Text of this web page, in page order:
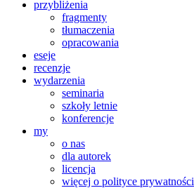
przybliżenia
fragmenty
tłumaczenia
opracowania
eseje
recenzje
wydarzenia
seminaria
szkoły letnie
konferencje
my
o nas
dla autorek
licencja
więcej o polityce prywatności